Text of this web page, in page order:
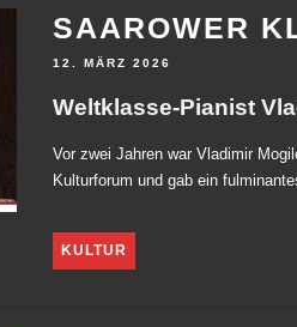
SAAROWER
12. MÄRZ 2026
Weltklasse-Pianist
Vor zwei Jahren war Vladimir
Kulturforum und gab ein
KULTUR